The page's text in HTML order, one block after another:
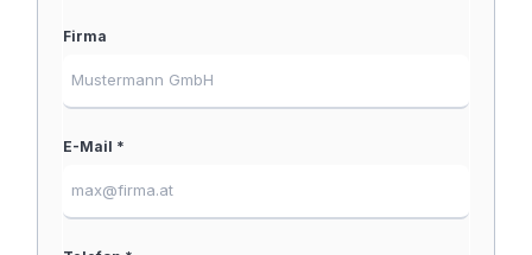
Firma
E-Mail *